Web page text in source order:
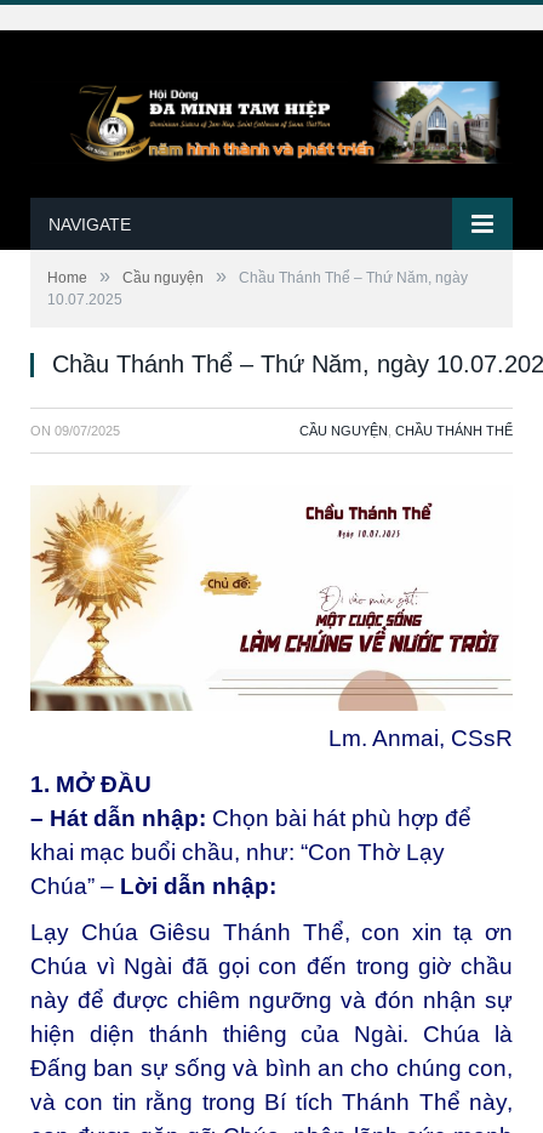
NAVIGATE
Home » Cầu nguyện »
Chầu Thánh Thể – Thứ Năm, ngày
10.07.2025
Chầu Thánh Thể – Thứ Năm, ngày
ON 09/07/2025 CẦU NGUYỆN CHẦU THÁNH THỂ
Lm. Anmai, CSsR
1. MỞ ĐẦU
– Hát dẫn nhập: Chọn bài hát phù hợp để
khai mạc buổi chầu, như: “Con Thờ Lạy
Chúa” – Lời dẫn nhập:
Lạy Chúa Giêsu Thánh Thể, con xin tạ ơn
Chúa vì Ngài đã gọi con đến trong giờ chầu
này để được chiêm ngưỡng và đón nhận sự
hiện diện thánh thiêng của Ngài. Chúa là
Đấng ban sự sống và bình an cho chúng con,
và con tin rằng trong Bí tích Thánh Thể này,